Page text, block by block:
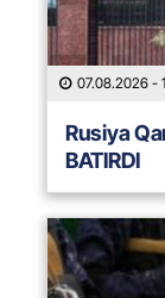
07.08.2026 -
Rusiya
BATIRDI